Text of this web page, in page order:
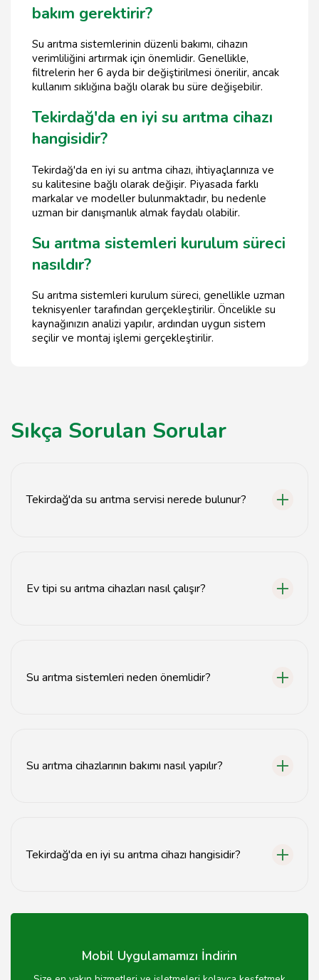
bakım gerektirir?
Su arıtma sistemlerinin düzenli bakımı, cihazın
verimliliğini artırmak için önemlidir. Genellikle,
filtrelerin her 6 ayda bir değiştirilmesi önerilir, ancak
kullanım sıklığına bağlı olarak bu süre değişebilir.
Tekirdağ'da en iyi su arıtma cihazı
hangisidir?
Tekirdağ'da en iyi su arıtma cihazı, ihtiyaçlarınıza ve
su kalitesine bağlı olarak değişir. Piyasada farklı
markalar ve modeller bulunmaktadır, bu nedenle
uzman bir danışmanlık almak faydalı olabilir.
Su arıtma sistemleri kurulum süreci
nasıldır?
Su arıtma sistemleri kurulum süreci, genellikle uzman
teknisyenler tarafından gerçekleştirilir. Öncelikle su
kaynağınızın analizi yapılır, ardından uygun sistem
seçilir ve montaj işlemi gerçekleştirilir.
Sıkça Sorulan Sorular
Tekirdağ'da su arıtma servisi nerede bulunur?
Ev tipi su arıtma cihazları nasıl çalışır?
Su arıtma sistemleri neden önemlidir?
Su arıtma cihazlarının bakımı nasıl yapılır?
Tekirdağ'da en iyi su arıtma cihazı hangisidir?
bütçenize göre değişiklik gösterir; tavsiyemiz.com'dan
Mobil Uygulamamızı İndirin